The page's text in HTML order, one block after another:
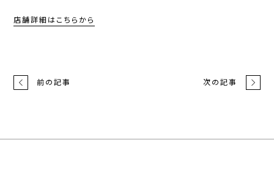
店舗詳細はこちらから
前の記事 次の記事